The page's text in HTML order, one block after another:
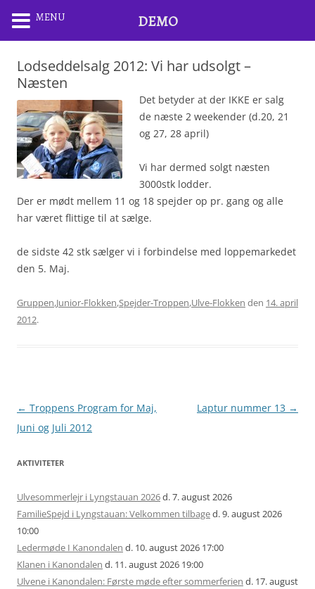
Lodseddelsalg 2012: Vi har udsolgt –
Næsten
Det betyder at der IKKE er salg
de næste 2 weekender (d.20, 21
og 27, 28 april)
Vi har dermed solgt næsten
3000stk lodder.
Der er mødt mellem 11 og 18 spejder op pr. gang og alle
har været flittige til at sælge.
de sidste 42 stk sælger vi i forbindelse med loppemarkedet
den 5. Maj.
Gruppen,Junior-Flokken,Spejder-Troppen,Ulve-Flokken den 14. april
2012.
Artikel
navigation
← Troppens Program for Maj,
Juni og Juli 2012
Laptur nummer 13 →
AKTIVITETER
Ulvesommerlejr i Lyngstauan 2026d. 7. august 2026
FamilieSpejd i Lyngstauan: Velkommen tilbaged. 9. august 2026
10:00
Ledermøde I Kanondalen d. 10. august 2026 17:00
Klanen i Kanondalen d. 11. august 2026 19:00
Ulvene i Kanondalen: Første møde efter sommerferien d. 17. august
MENU DEMO